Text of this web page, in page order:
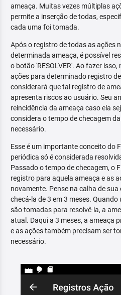
ameaça. Muitas vezes múltiplas
permite a inserção de todas,
cada uma foi tomada.
Após o registro de todas as ações
determinada ameaça, é possível
o botão 'RESOLVER'. Ao fazer
ações para determinado registro
considerará que tal registro de
apresenta riscos ao usuário. Seu
reincidência da ameaça caso ela
considera o tempo de checagem
necessário.
Esse é um importante conceito do
periódica só é considerada
Passado o tempo de checagem, o
registro para aquela ameaça e as
novamente. Pense na calha de
checá-la de 3 em 3 meses.
são tomadas para resolvê-la, a
atual. Daqui a 3 meses, a ameaça
e as ações também precisam ser
necessário.